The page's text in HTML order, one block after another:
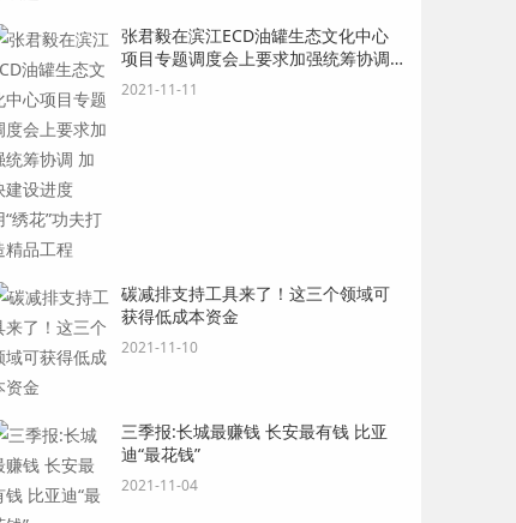
张君毅在滨江ECD油罐生态文化中心
项目专题调度会上要求加强统筹协调
加快建设进度 用“绣花”功夫打造精品
2021-11-11
碳减排支持工具来了！这三个领域可
获得低成本资金
2021-11-10
三季报:长城最赚钱 长安最有钱 比亚
迪“最花钱”
2021-11-04